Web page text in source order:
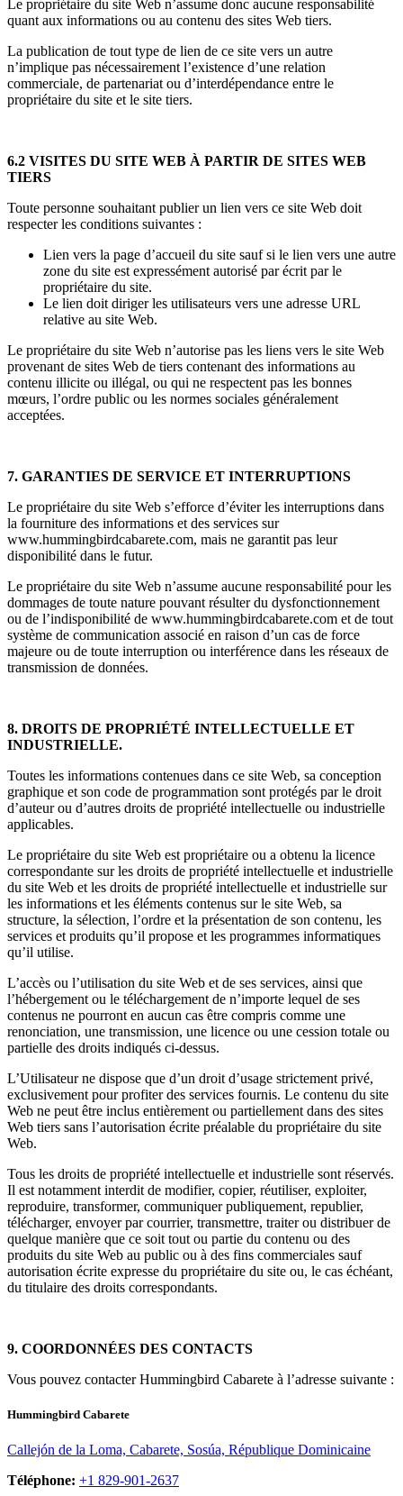
Le propriétaire du site Web n’assume donc aucune responsabilité
quant aux informations ou au contenu des sites Web tiers.
La publication de tout type de lien de ce site vers un autre
n’implique pas nécessairement l’existence d’une relation
commerciale, de partenariat ou d’interdépendance entre le
propriétaire du site et le site tiers.
6.2 VISITES DU SITE WEB À PARTIR DE SITES WEB
TIERS
Toute personne souhaitant publier un lien vers ce site Web doit
respecter les conditions suivantes :
Lien vers la page d’accueil du site sauf si le lien vers une autre
zone du site est expressément autorisé par écrit par le
propriétaire du site.
Le lien doit diriger les utilisateurs vers une adresse URL
relative au site Web.
Le propriétaire du site Web n’autorise pas les liens vers le site Web
provenant de sites Web de tiers contenant des informations au
contenu illicite ou illégal, ou qui ne respectent pas les bonnes
mœurs, l’ordre public ou les normes sociales généralement
acceptées.
7. GARANTIES DE SERVICE ET INTERRUPTIONS
Le propriétaire du site Web s’efforce d’éviter les interruptions dans
la fourniture des informations et des services sur
www.hummingbirdcabarete.com, mais ne garantit pas leur
disponibilité dans le futur.
Le propriétaire du site Web n’assume aucune responsabilité pour les
dommages de toute nature pouvant résulter du dysfonctionnement
ou de l’indisponibilité de www.hummingbirdcabarete.com et de tout
système de communication associé en raison d’un cas de force
majeure ou de toute interruption ou interférence dans les réseaux de
transmission de données.
8. DROITS DE PROPRIÉTÉ INTELLECTUELLE ET
INDUSTRIELLE.
Toutes les informations contenues dans ce site Web, sa conception
graphique et son code de programmation sont protégés par le droit
d’auteur ou d’autres droits de propriété intellectuelle ou industrielle
applicables.
Le propriétaire du site Web est propriétaire ou a obtenu la licence
correspondante sur les droits de propriété intellectuelle et industrielle
du site Web et les droits de propriété intellectuelle et industrielle sur
les informations et les éléments contenus sur le site Web, sa
structure, la sélection, l’ordre et la présentation de son contenu, les
services et produits qu’il propose et les programmes informatiques
qu’il utilise.
L’accès ou l’utilisation du site Web et de ses services, ainsi que
l’hébergement ou le téléchargement de n’importe lequel de ses
contenus ne pourront en aucun cas être compris comme une
renonciation, une transmission, une licence ou une cession totale ou
partielle des droits indiqués ci-dessus.
L’Utilisateur ne dispose que d’un droit d’usage strictement privé,
exclusivement pour profiter des services fournis. Le contenu du site
Web ne peut être inclus entièrement ou partiellement dans des sites
Web tiers sans l’autorisation écrite préalable du propriétaire du site
Web.
Tous les droits de propriété intellectuelle et industrielle sont réservés.
Il est notamment interdit de modifier, copier, réutiliser, exploiter,
reproduire, transformer, communiquer publiquement, republier,
télécharger, envoyer par courrier, transmettre, traiter ou distribuer de
quelque manière que ce soit tout ou partie du contenu ou des
produits du site Web au public ou à des fins commerciales sauf
autorisation écrite expresse du propriétaire du site ou, le cas échéant,
du titulaire des droits correspondants.
9. COORDONNÉES DES CONTACTS
Vous pouvez contacter Hummingbird Cabarete à l’adresse suivante :
Hummingbird Cabarete
Callejón de la Loma, Cabarete, Sosúa, République Dominicaine
Téléphone: +1 829-901-2637